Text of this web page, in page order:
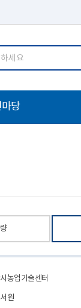
당
농업기술센터
원